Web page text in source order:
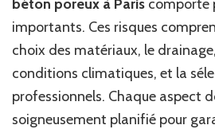
béton poreux à Paris comporte
importants. Ces risques
choix des matériaux, le drainage,
conditions climatiques, et la
professionnels. Chaque aspect
soigneusement planifié pour